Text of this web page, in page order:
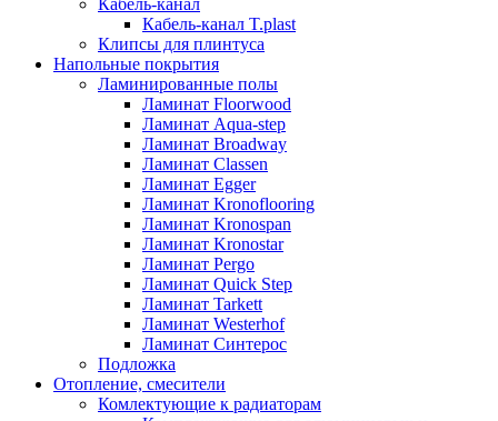
Кабель-канал
Кабель-канал T.plast
Клипсы для плинтуса
Напольные покрытия
Ламинированные полы
Ламинат Floorwood
Ламинат Aqua-step
Ламинат Broadway
Ламинат Classen
Ламинат Egger
Ламинат Kronoflooring
Ламинат Kronospan
Ламинат Kronostar
Ламинат Pergo
Ламинат Quick Step
Ламинат Tarkett
Ламинат Westerhof
Ламинат Синтерос
Подложка
Отопление, смесители
Комлектующие к радиаторам